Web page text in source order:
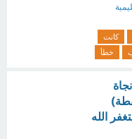
كانت
خطأ
السلام .. (1 نقطة)
الله